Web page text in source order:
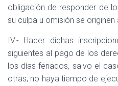
obligación de responder de
su culpa u omisión se
IV.- Hacer dichas
siguientes al pago de los
los días feriados, salvo el
otras, no haya tiempo de